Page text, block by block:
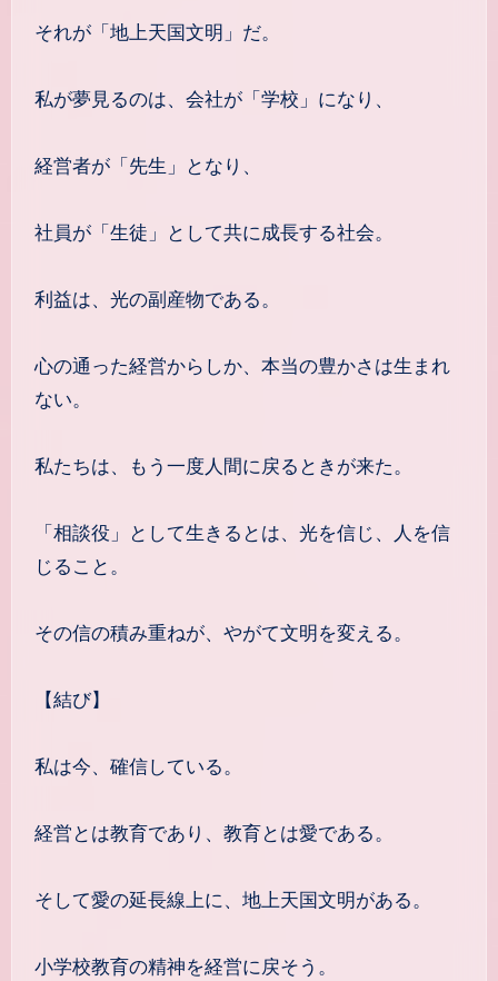
それが「地上天国文明」だ。
私が夢見るのは、会社が「学校」になり、
経営者が「先生」となり、
社員が「生徒」として共に成長する社会。
利益は、光の副産物である。
心の通った経営からしか、本当の豊かさは生まれ
ない。
私たちは、もう一度人間に戻るときが来た。
「相談役」として生きるとは、光を信じ、人を信
じること。
その信の積み重ねが、やがて文明を変える。
【結び】
私は今、確信している。
経営とは教育であり、教育とは愛である。
そして愛の延長線上に、地上天国文明がある。
小学校教育の精神を経営に戻そう。